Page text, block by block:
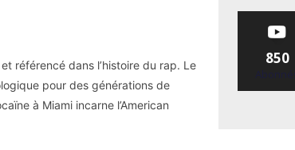
référencé dans l’histoire du rap. Le
pour des générations de
à Miami incarne l’American
850
Abonnés